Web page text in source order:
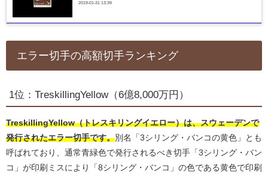
2019-01-31 13:39
エラー切手の高額切手ランキング
1位：TreskillingYellow（6億8,000万円）
TreskillingYellow（トレスキリングイエロー）は、スウェーデンで
発行されたエラー切手です。別名「3シリング・バンコの黄色」とも
呼ばれており、通常青緑色で発行されるべき切手「3シリング・バン
コ」が印刷ミスにより「8シリング・バンコ」の色である黄色で印刷